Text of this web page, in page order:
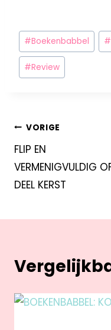
#Boekenbabbel #
#Review
VORIGE
FLIP EN
VERMENIGVULDIG
DEEL KERST